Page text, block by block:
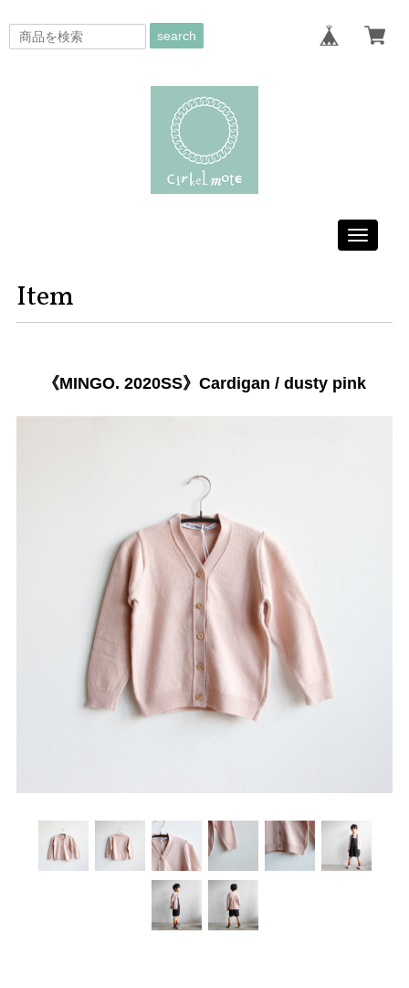
search
Toggle
Item
《MINGO. 2020SS》Cardigan / dusty pink